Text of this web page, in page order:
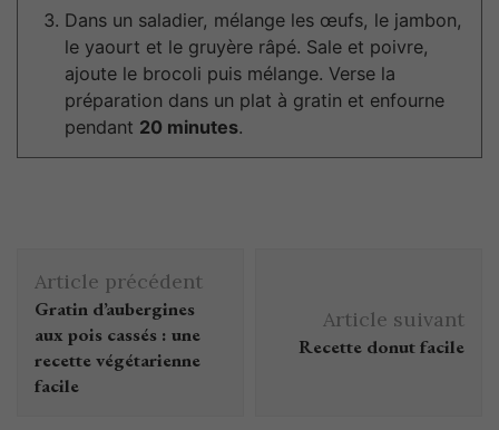
Dans un saladier, mélange les œufs, le jambon,
le yaourt et le gruyère râpé. Sale et poivre,
ajoute le brocoli puis mélange. Verse la
préparation dans un plat à gratin et enfourne
pendant 20 minutes.
Article précédent
Gratin d’aubergines
aux pois cassés : une
recette végétarienne
facile
Article suivant
Recette donut facile